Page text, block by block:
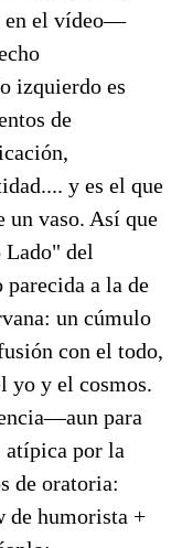
en el vídeo—
izquierdo es
de
y es el que
un vaso. Así que
Lado" del
parecida a la de
un cúmulo
con el todo,
yo y el cosmos.
para
atípica por la
de oratoria:
de humorista +